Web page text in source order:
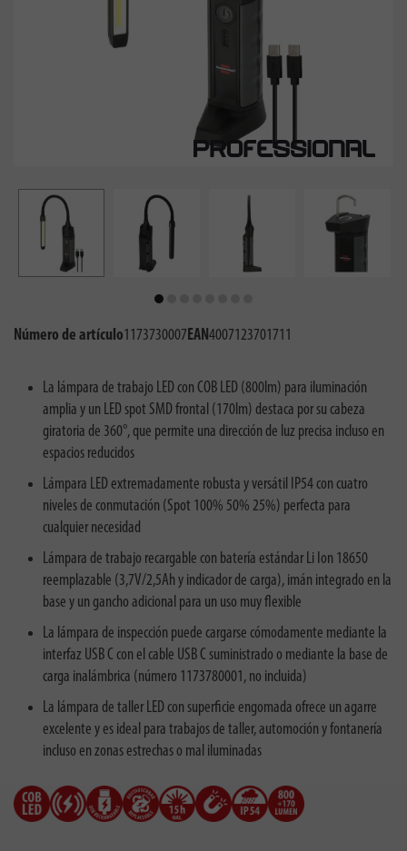
Número de artículo1173730007EAN4007123701711
La lámpara de trabajo LED con COB LED (800lm) para iluminación
amplia y un LED spot SMD frontal (170lm) destaca por su cabeza
giratoria de 360°, que permite una dirección de luz precisa incluso en
espacios reducidos
Lámpara LED extremadamente robusta y versátil IP54 con cuatro
niveles de conmutación (Spot 100% 50% 25%) perfecta para
cualquier necesidad
Lámpara de trabajo recargable con batería estándar Li Ion 18650
reemplazable (3,7V/2,5Ah y indicador de carga), imán integrado en la
base y un gancho adicional para un uso muy flexible
La lámpara de inspección puede cargarse cómodamente mediante la
interfaz USB C con el cable USB C suministrado o mediante la base de
carga inalámbrica (número 1173780001, no incluida)
La lámpara de taller LED con superficie engomada ofrece un agarre
excelente y es ideal para trabajos de taller, automoción y fontanería
incluso en zonas estrechas o mal iluminadas